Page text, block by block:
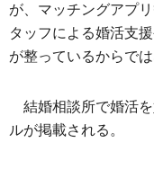
が、マッチングアプ
タッフによる婚活支
が整っているからでは
結婚相談所で婚活
ルが掲載される。